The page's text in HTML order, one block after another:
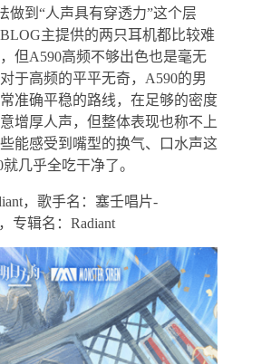
做到“人声具有穿透力”这个层
主提供的两只耳机都比较难
但A590高频不够出色也是毫无
于高频的平平无奇，A590的男
准确平稳的路线，在足够的密度
增厚人声，但整体表现也称不上
能感受到嘴型的换气、口水声这
几乎全吃干净了。
，歌手名：塞壬唱片-
专辑名：Radiant